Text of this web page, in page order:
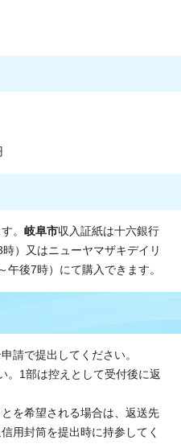
。 岐阜市収入証紙は十六銀行
）又はニューヤマザキデイリ
後7時）にて購入できます。
請で提出してください。
。1部は控えとして受付後に返
を希望される場合は、返送先
用封筒を提出時に持参してく